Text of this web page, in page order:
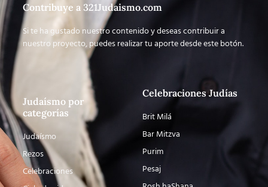
Contribuye a 321Judaismo.com
Si te ha gustado nuestro contenido y deseas contribuir a
nuestro proyecto, puedes realizar tu aporte desde este botón.
Judaísmo por
categorías
Judaísmo
Rezos
Celebraciones
Celebraciones Judías
Brit Milá
Bar Mitzva
Purim
Pesaj